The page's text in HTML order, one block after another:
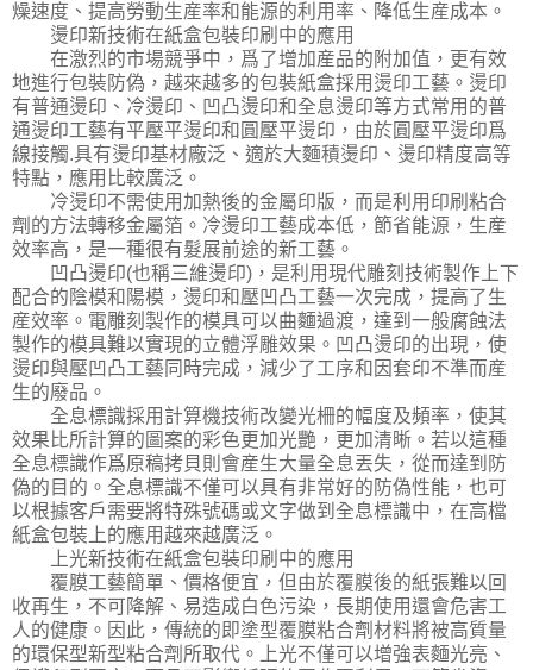
燥速度、提高勞動生産率和能源的利用率、降低生産成本。
燙印新技術在紙盒包裝印刷中的應用
在激烈的市場競爭中，爲了增加産品的附加值，更有效
地進行包裝防偽，越來越多的包裝紙盒採用燙印工藝。燙印
有普通燙印、冷燙印、凹凸燙印和全息燙印等方式常用的普
通燙印工藝有平壓平燙印和圓壓平燙印，由於圓壓平燙印爲
線接觸.具有燙印基材廠泛、適於大麵積燙印、燙印精度高等
特點，應用比較廣泛。
冷燙印不需使用加熱後的金屬印版，而是利用印刷粘合
劑的方法轉移金屬箔。冷燙印工藝成本低，節省能源，生産
效率高，是一種很有髮展前途的新工藝。
凹凸燙印(也稱三維燙印)，是利用現代雕刻技術製作上下
配合的陰模和陽模，燙印和壓凹凸工藝一次完成，提高了生
産效率。電雕刻製作的模具可以曲麵過渡，達到一般腐蝕法
製作的模具難以實現的立體浮雕效果。凹凸燙印的出現，使
燙印與壓凹凸工藝同時完成，減少了工序和因套印不準而産
生的廢品。
全息標識採用計算機技術改變光柵的幅度及頻率，使其
效果比所計算的圖案的彩色更加光艷，更加清晰。若以這種
全息標識作爲原稿拷貝則會産生大量全息丟失，從而達到防
偽的目的。全息標識不僅可以具有非常好的防偽性能，也可
以根據客戶需要將特殊號碼或文字做到全息標識中，在高檔
紙盒包裝上的應用越來越廣泛。
上光新技術在紙盒包裝印刷中的應用
覆膜工藝簡單、價格便宜，但由於覆膜後的紙張難以回
收再生，不可降解、易造成白色污染，長期使用還會危害工
人的健康。因此，傳統的即塗型覆膜粘合劑材料將被高質量
的環保型新型粘合劑所取代。上光不僅可以增強表麵光亮、